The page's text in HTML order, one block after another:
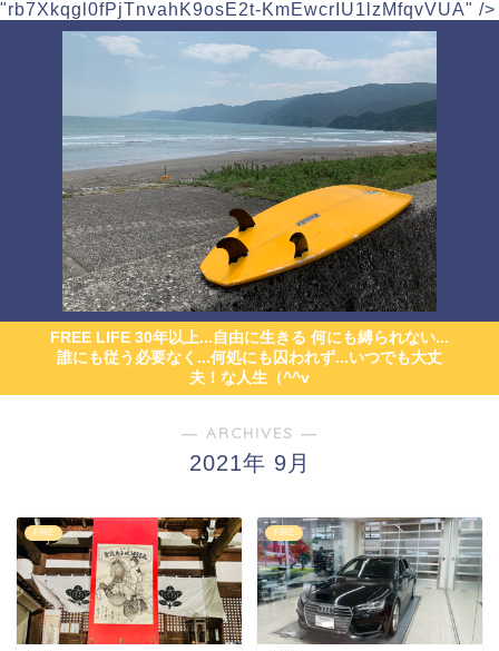
"rb7Xkqgl0fPjTnvahK9osE2t-KmEwcrIU1lzMfqvVUA" />
FREE LIFE 30年以上...自由に生きる 何にも縛られない...
誰にも従う必要なく...何処にも囚われず...いつでも大丈
夫！な人生（^^v
― ARCHIVES ―
2021年 9月
FIRE FIRE